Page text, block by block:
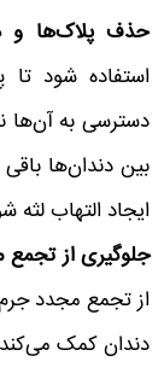
حذف پلاک‌ها و
استفاده شود
دسترسی به آن‌ها
بین دندان‌ها
ایجاد التهاب لثه
جلوگیری از
از تجمع مجدد
دندان کمک